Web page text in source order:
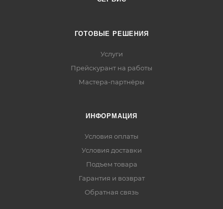
ГОТОВЫЕ РЕШЕНИЯ
Услуги
Прейскурант на работы
Мастера-партнёры
ИНФОРМАЦИЯ
Условия оплаты
Условия доставки
Подъем товара
Гарантия и возврат
Обратная связь